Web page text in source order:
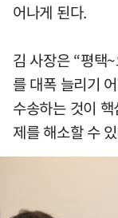
어나게 된다.
김 사장은 “평택
를 대폭 늘리기
수송하는 것이
제를 해소할 수